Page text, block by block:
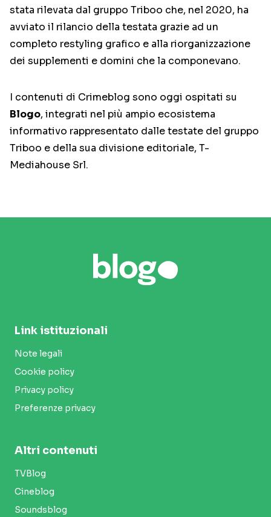
stata rilevata dal gruppo Triboo che, nel 2020, ha
avviato il rilancio della testata grazie ad un
completo restyling grafico e alla riorganizzazione
dei supplementi e domini che la componevano.
I contenuti di Crimeblog sono oggi ospitati su
Blogo, integrati nel più ampio ecosistema
informativo rappresentato dalle testate del gruppo
Triboo e della sua divisione editoriale, T-
Mediahouse Srl.
Link istituzionali
Note legali
Cookie policy
Privacy policy
Preferenze privacy
Altri contenuti
TVBlog
Cineblog
Soundsblog